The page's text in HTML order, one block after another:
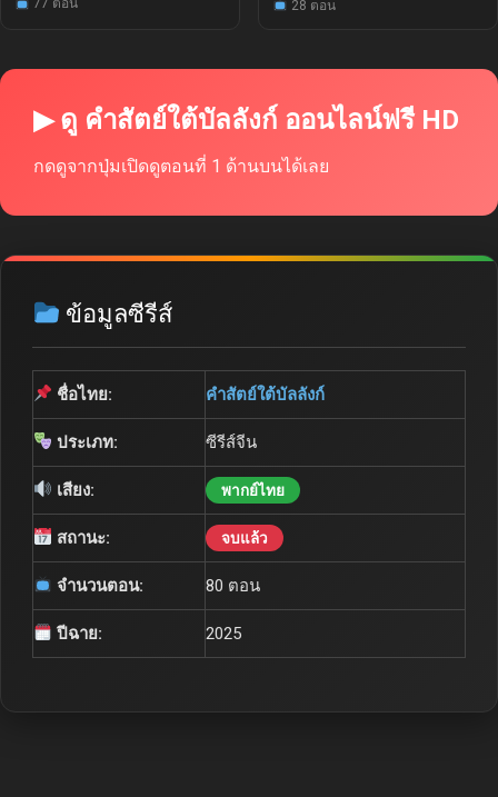
77 ตอน 28 ตอน
▶ ดู คำสัตย์ใต้บัลลังก์ ออนไลน์ฟรี HD
กดดูจากปุ่มเปิดดูตอนที่ 1 ด้านบนได้เลย
ข้อมูลซีรีส์
ชื่อไทย: คำสัตย์ใต้บัลลังก์
ประเภท: ซีรีส์จีน
เสียง: พากย์ไทย
สถานะ: จบแล้ว
จำนวนตอน: 80 ตอน
ปีฉาย: 2025